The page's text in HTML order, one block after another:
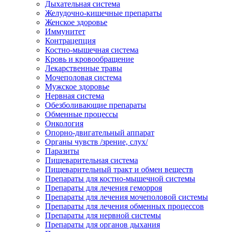
Дыхательная система
Желудочно-кишечные препараты
Женское здоровье
Иммунитет
Контрацепция
Костно-мышечная система
Кровь и кровообращение
Лекарственные травы
Мочеполовая система
Мужское здоровье
Нервная система
Обезболивающие препараты
Обменные процессы
Онкология
Опорно-двигательный аппарат
Органы чувств /зрение, слух/
Паразиты
Пищеварительная система
Пищеварительный тракт и обмен веществ
Препараты для костно-мышечной системы
Препараты для лечения геморроя
Препараты для лечения мочеполовой системы
Препараты для лечения обменных процессов
Препараты для нервной системы
Препараты для органов дыхания